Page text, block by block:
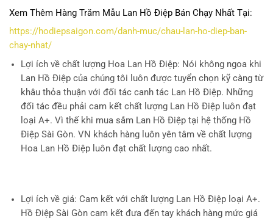
Xem Thêm Hàng Trăm Mẫu Lan Hồ Điệp Bán Chạy Nhất Tại:
https://hodiepsaigon.com/danh-muc/chau-lan-ho-diep-ban-
chay-nhat/
Lợi ích về chất lượng Hoa Lan Hồ Điệp: Nói không ngoa khi
Lan Hồ Điệp của chúng tôi luôn được tuyển chọn kỹ càng từ
khâu thỏa thuận với đối tác canh tác Lan Hồ Điệp. Những
đối tác đều phải cam kết chất lượng Lan Hồ Điệp luôn đạt
loại A+. Vì thế khi mua sắm Lan Hồ Điệp tại hệ thống Hồ
Điệp Sài Gòn. VN khách hàng luôn yên tâm về chất lượng
Hoa Lan Hồ Điệp luôn đạt chất lượng cao nhất.
Lợi ích về giá: Cam kết với chất lượng Lan Hồ Điệp loại A+.
Hồ Điệp Sài Gòn cam kết đưa đến tay khách hàng mức giá